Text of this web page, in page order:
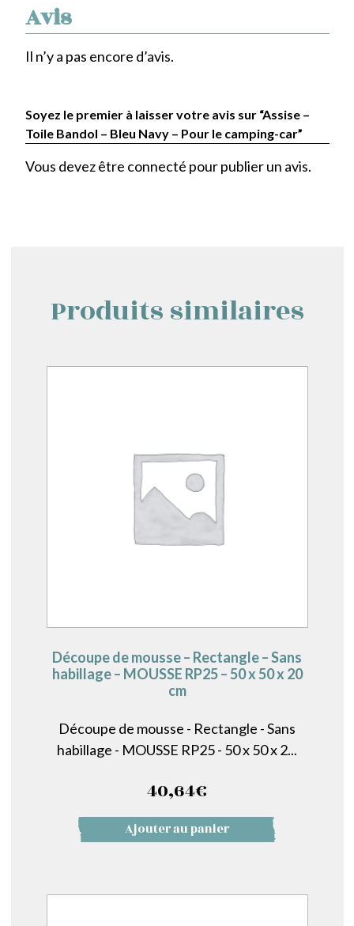
Avis
Il n’y a pas encore d’avis.
Soyez le premier à laisser votre avis sur “Assise –
Toile Bandol – Bleu Navy – Pour le camping-car”
Vous devez être connecté pour publier un avis.
Produits similaires
Découpe de mousse – Rectangle – Sans
habillage – MOUSSE RP25 – 50 x 50 x 20
cm
Découpe de mousse - Rectangle - Sans
habillage - MOUSSE RP25 - 50 x 50 x 2...
40,64€
Ajouter au panier